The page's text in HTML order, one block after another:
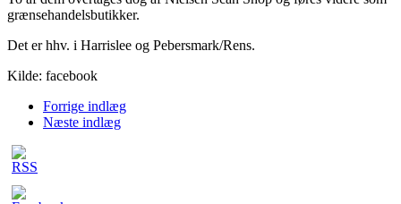
grænsehandelsbutikker.
Det er hhv. i Harrislee og Pebersmark/Rens.
Kilde: facebook
Forrige indlæg
Næste indlæg